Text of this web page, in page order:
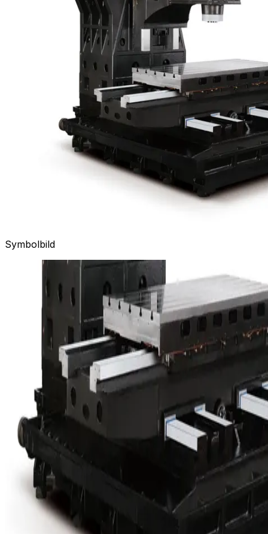
Symbolbild